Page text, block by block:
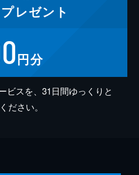
プレゼント
円分
ビスを、31日間ゆっくりと
ださい。